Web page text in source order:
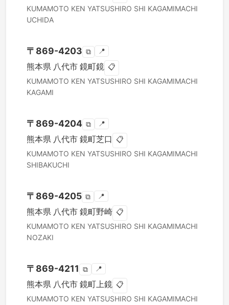
KUMAMOTO KEN YATSUSHIRO SHI KAGAMIMACHI
UCHIDA
〒 869-4203 ⧉ 📍
熊本県 八代市 鏡町鏡 📋
KUMAMOTO KEN YATSUSHIRO SHI KAGAMIMACHI
KAGAMI
〒 869-4204 ⧉ 📍
熊本県 八代市 鏡町芝口 📋
KUMAMOTO KEN YATSUSHIRO SHI KAGAMIMACHI
SHIBAKUCHI
〒 869-4205 ⧉ 📍
熊本県 八代市 鏡町野崎 📋
KUMAMOTO KEN YATSUSHIRO SHI KAGAMIMACHI
NOZAKI
〒 869-4211 ⧉ 📍
熊本県 八代市 鏡町上鏡 📋
KUMAMOTO KEN YATSUSHIRO SHI KAGAMIMACHI